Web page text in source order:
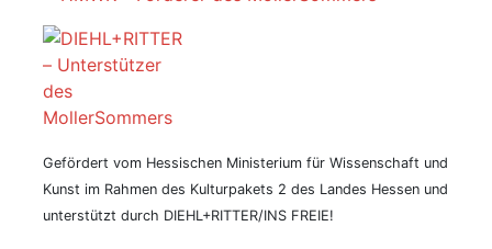
Gefördert vom Hessischen Ministerium für Wissenschaft und
Kunst im Rahmen des Kulturpakets 2 des Landes Hessen und
unterstützt durch DIEHL+RITTER/INS FREIE!